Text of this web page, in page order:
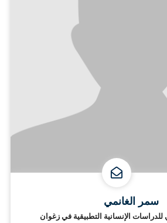
سمر الغانمي
الإنسانية التطبيقية في زغوان